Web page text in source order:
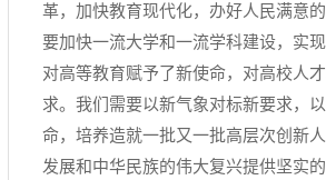
革，加快教育现代化，办好人民满意
要加快一流大学和一流学科建设，实
对高等教育赋予了新使命，对高校人
求。我们需要以新气象对标新要求，
命，培养造就一批又一批高层次创新
发展和中华民族的伟大复兴提供坚实